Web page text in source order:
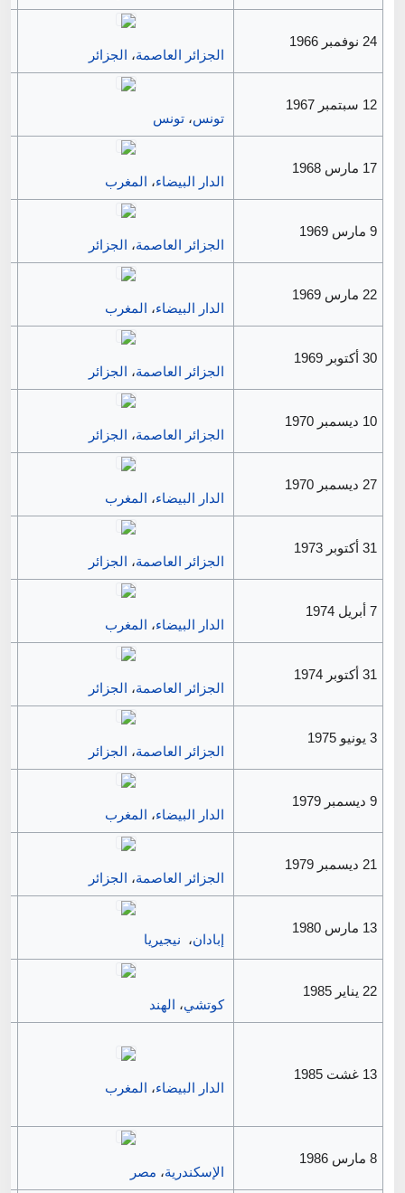
24 نوفمبر 1966
الجزائر العاصمة، الجزائر
12 سبتمبر 1967
تونس،تونس
17 مارس 1968
الدار البيضاء، المغرب
9 مارس 1969
الجزائر العاصمة، الجزائر
22 مارس 1969
الدار البيضاء، المغرب
30 أكتوبر 1969
الجزائر العاصمة، الجزائر
10 ديسمبر 1970
الجزائر العاصمة، الجزائر
27 ديسمبر 1970
الدار البيضاء، المغرب
31 أكتوبر 1973
الجزائر العاصمة، الجزائر
7 أبريل 1974
الدار البيضاء، المغرب
31 أكتوبر 1974
الجزائر العاصمة، الجزائر
3 يونيو 1975
الجزائر العاصمة، الجزائر
9 ديسمبر 1979
الدار البيضاء، المغرب
21 ديسمبر 1979
الجزائر العاصمة، الجزائر
13 مارس 1980
إبادان، نيجيريا
22 يناير 1985
كوتشي، الهند
13 غشت 1985
الدار البيضاء، المغرب
8 مارس 1986
الإسكندرية، مصر